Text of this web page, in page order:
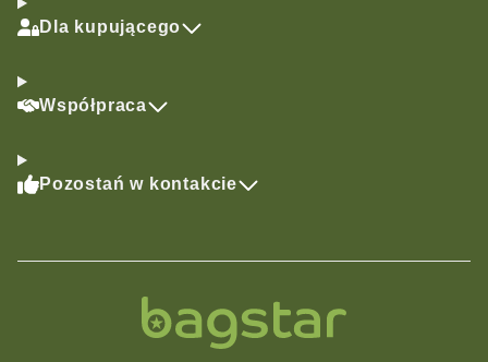
Dla kupującego
Współpraca
Pozostań w kontakcie